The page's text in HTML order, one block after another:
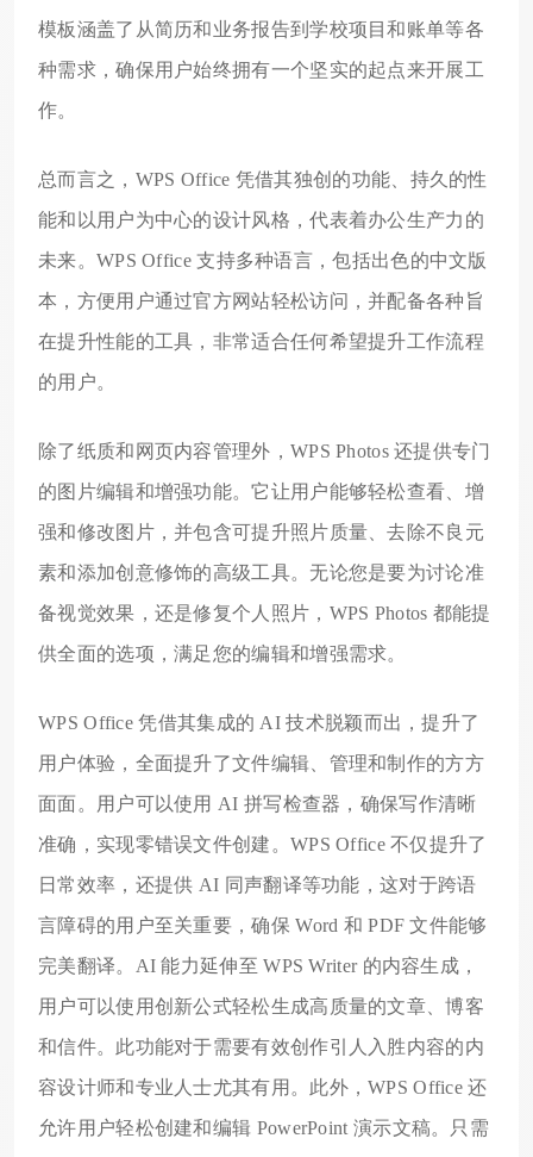
模板涵盖了从简历和业务报告到学校项目和账单等各
种需求，确保用户始终拥有一个坚实的起点来开展工
作。
总而言之，WPS Office 凭借其独创的功能、持久的性
能和以用户为中心的设计风格，代表着办公生产力的
未来。WPS Office 支持多种语言，包括出色的中文版
本，方便用户通过官方网站轻松访问，并配备各种旨
在提升性能的工具，非常适合任何希望提升工作流程
的用户。
除了纸质和网页内容管理外，WPS Photos 还提供专门
的图片编辑和增强功能。它让用户能够轻松查看、增
强和修改图片，并包含可提升照片质量、去除不良元
素和添加创意修饰的高级工具。无论您是要为讨论准
备视觉效果，还是修复个人照片，WPS Photos 都能提
供全面的选项，满足您的编辑和增强需求。
WPS Office 凭借其集成的 AI 技术脱颖而出，提升了
用户体验，全面提升了文件编辑、管理和制作的方方
面面。用户可以使用 AI 拼写检查器，确保写作清晰
准确，实现零错误文件创建。WPS Office 不仅提升了
日常效率，还提供 AI 同声翻译等功能，这对于跨语
言障碍的用户至关重要，确保 Word 和 PDF 文件能够
完美翻译。AI 能力延伸至 WPS Writer 的内容生成，
用户可以使用创新公式轻松生成高质量的文章、博客
和信件。此功能对于需要有效创作引人入胜内容的内
容设计师和专业人士尤其有用。此外，WPS Office 还
允许用户轻松创建和编辑 PowerPoint 演示文稿。只需